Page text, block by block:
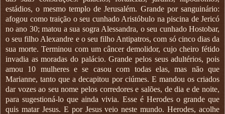
estádios, o mesmo templo de Jerusalém. Grande por sanguinário:
afogou como traição o seu cunhado Aristóbulo na piscina de Jericó
no ano 30; matou a sua sogra Alessandra, o seu cunhado Hostobar,
o seu filho Alexandre e o seu filho Antipatros, com só cinco dias da
sua morte. Terminou com um câncer demolidor, cujo cheiro fétido
invadia as moradas do palácio. Grande pelos seus adultérios, pois
amou 10 mulheres e se casou com todas elas, mas não que
Marianne, tanto que a decapitou por ciúmes. E mandou os criados
dar vozes ao seu nome pelos corredores e salões, de dia e de noite,
para sugestioná-lo que ainda vivia. Esse é Herodes o grande que
quis matar Jesus. E por Jesus veio neste mundo. Herodes, acolhe